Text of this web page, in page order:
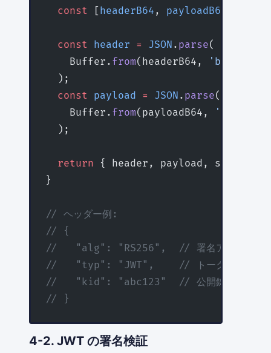
  const
[ headerB64 , payloadB64
  const
header = JSON . parse(
    Buffer.
from(headerB64,
  );
  const
payload = JSON . parse(
    Buffer.
from(payloadB64,
  );
  return
{ header, payload,
}
// ヘッダー例:
// {
//   "alg": "RS256",  // 署名アルゴリズ
//   "typ": "JWT",    // トークンタイプ
//   "kid": "abc123"  // 公開鍵ID（JWKSか
// }
4-2. JWT の署名検証